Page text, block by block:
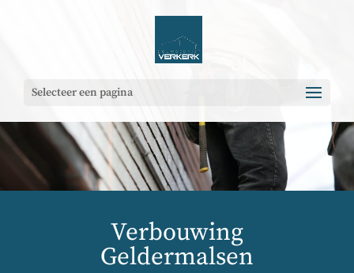
Selecteer een pagina
Verbouwing
Geldermalsen